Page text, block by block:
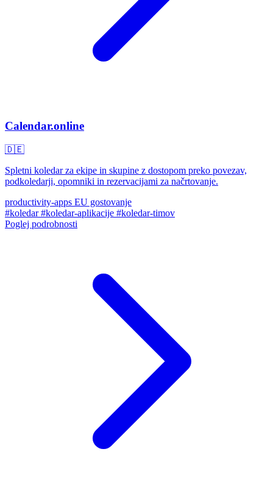
Calendar.online
🇩🇪
Spletni koledar za ekipe in skupine z dostopom preko povezav,
podkoledarji, opomniki in rezervacijami za načrtovanje.
productivity-apps EU gostovanje
#koledar#koledar-aplikacije #koledar-timov
Poglej podrobnosti